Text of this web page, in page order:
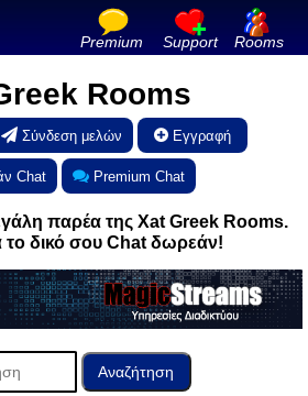
Premium Support Rooms
Rooms
Σύνδεση μελών Εγγραφή
Chat Premium Chat
παρέα της Xat Greek Rooms.
το δικό σου Chat δωρεάν!